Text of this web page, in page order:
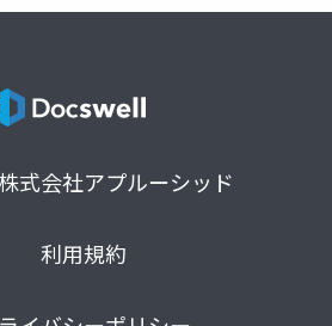
式会社アプルーシッド
利用規約